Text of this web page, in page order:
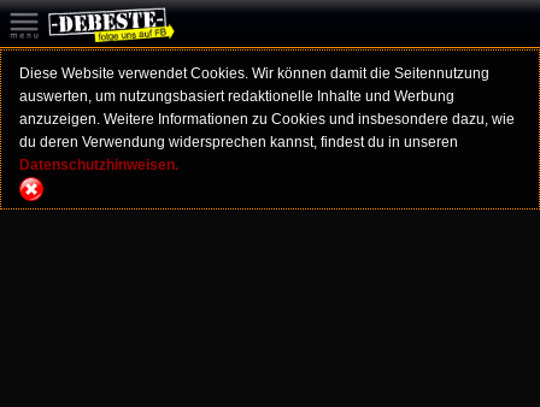
Diese Website verwendet Cookies. Wir können damit die Seitennutzung
auswerten, um nutzungsbasiert redaktionelle Inhalte und Werbung
anzuzeigen. Weitere Informationen zu Cookies und insbesondere dazu, wie
du deren Verwendung widersprechen kannst, findest du in unseren
Datenschutzhinweisen.